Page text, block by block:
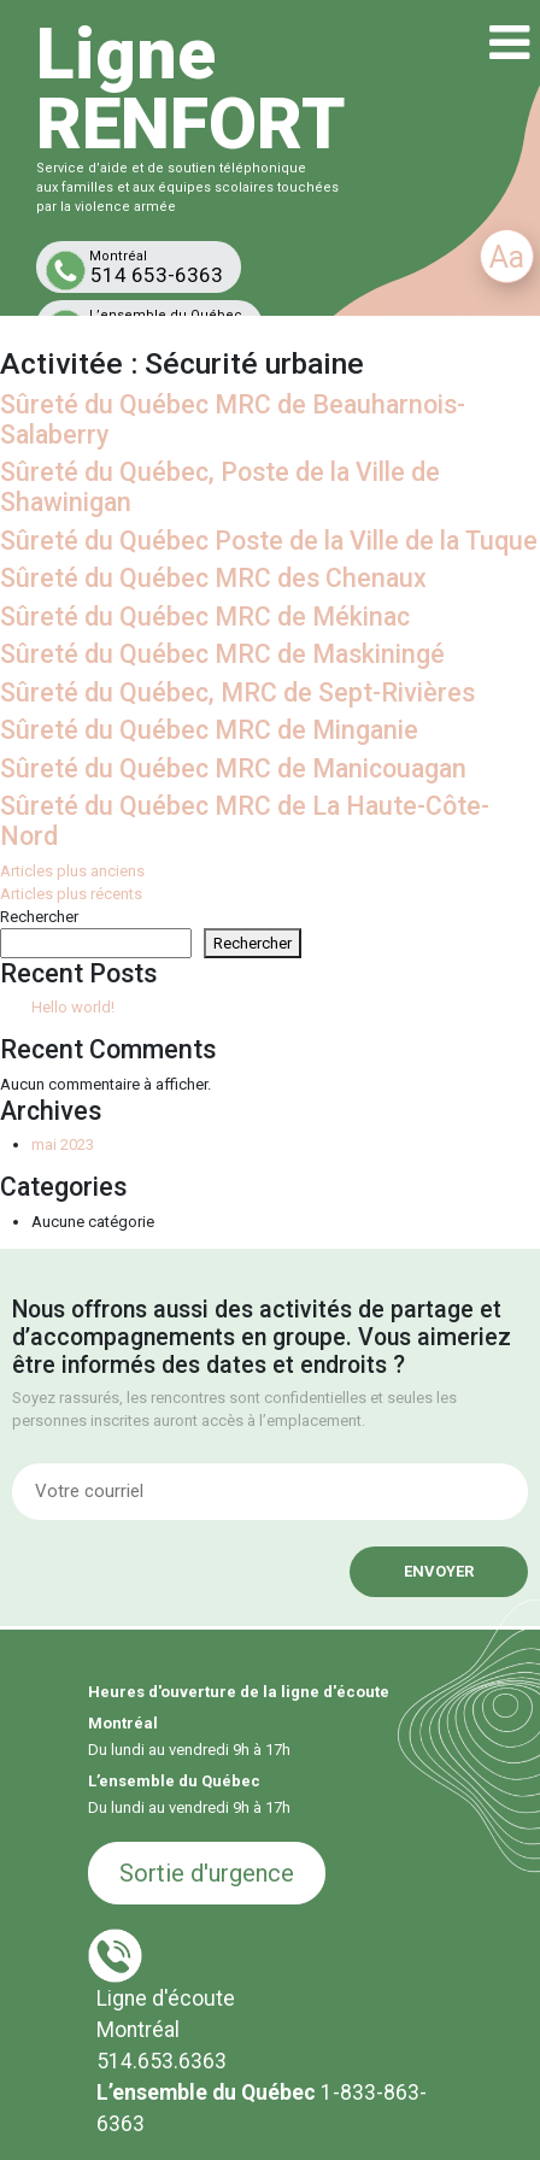
Aa
Ligne
RENFORT
Service d’aide et de soutien téléphonique
aux familles et aux équipes scolaires touchées
par la violence armée
Montréal
514 653-6363
L’ensemble du Québec
Gratuit et confidentiel
Activitée : Sécurité urbaine
Sûreté du Québec MRC de Beauharnois-
Salaberry
Sûreté du Québec, Poste de la Ville de
Shawinigan
Sûreté du Québec Poste de la Ville de la Tuque
Sûreté du Québec MRC des Chenaux
Sûreté du Québec MRC de Mékinac
Sûreté du Québec MRC de Maskiningé
Sûreté du Québec, MRC de Sept-Rivières
Sûreté du Québec MRC de Minganie
Sûreté du Québec MRC de Manicouagan
Sûreté du Québec MRC de La Haute-Côte-
Nord
Navigation
des
articles
Articles plus anciens
Articles plus récents
Rechercher
Rechercher
Recent Posts
Hello world!
Recent Comments
Aucun commentaire à afficher.
Archives
mai 2023
Categories
Aucune catégorie
Nous offrons aussi des activités de partage et
d’accompagnements en groupe. Vous aimeriez
être informés des dates et endroits ?
Soyez rassurés, les rencontres sont confidentielles et seules les
personnes inscrites auront accès à l’emplacement.
Heures d'ouverture de la ligne d'écoute
Montréal
Du lundi au vendredi 9h à 17h
L’ensemble du Québec
Du lundi au vendredi 9h à 17h
Sortie d'urgence
Ligne d'écoute
Montréal
514.653.6363
L’ensemble du Québec 1-833-863-
6363